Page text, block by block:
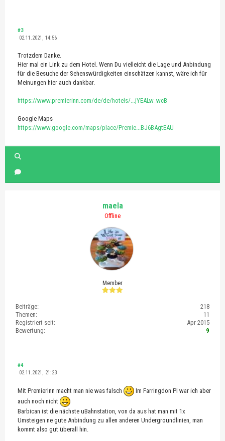
#3
02.11.2021, 14:56
Trotzdem Danke.
Hier mal ein Link zu dem Hotel. Wenn Du vielleicht die Lage und Anbindung
für die Besuche der Sehenswürdigkeiten einschätzen kannst, wäre ich für
Meinungen hier auch dankbar.
https://www.premierinn.com/de/de/hotels/...jYEALw_wcB
Google Maps
https://www.google.com/maps/place/Premie...BJ6BAgtEAU
maela
Offline
Member
Beiträge:
218
Themen:
11
Registriert seit:
Apr 2015
Bewertung:
9
#4
02.11.2021, 21:23
Mit PremierInn macht man nie was falsch
Im Farringdon PI war ich aber
auch noch nicht
Barbican ist die nächste uBahnstation, von da aus hat man mit 1x
Umsteigen ne gute Anbindung zu allen anderen Undergroundlinien, man
kommt also gut überall hin.